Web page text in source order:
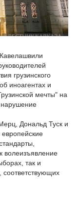
грузинского
иноагентах и
мечты" на
нарушение
Дональд Туск и
волеизъявление
так и
соответствующих